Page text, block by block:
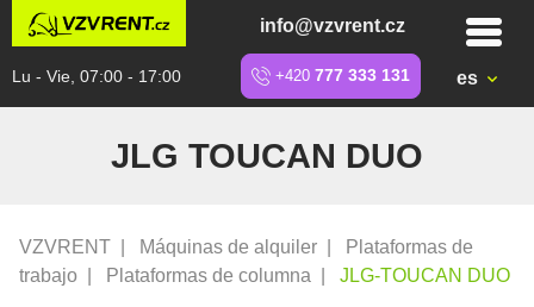
info@vzvrent.cz
Lu - Vie, 07:00 - 17:00 +420 777 333 131 es
JLG TOUCAN DUO
VZVRENT Máquinas de alquiler
Plataformas de
trabajo
Plataformas de columna JLG-TOUCAN DUO